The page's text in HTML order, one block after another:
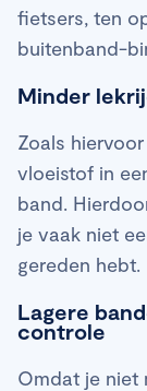
fietsers, ten
buitenband-
Minder
Zoals
vloeistof in
band.
je vaak niet
gereden hebt.
Lagere
controle
Omdat je niet